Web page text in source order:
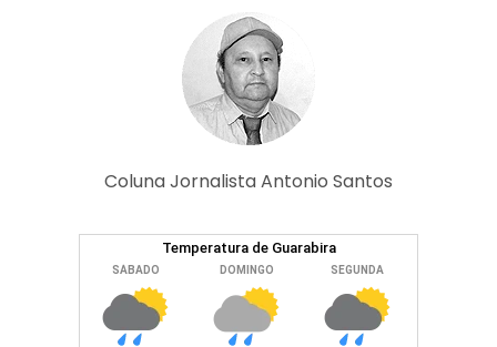
Coluna Jornalista Antonio Santos